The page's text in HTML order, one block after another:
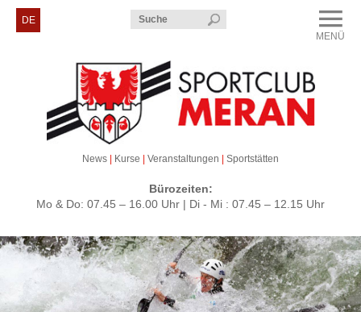
News | Kurse | Veranstaltungen | Sportstätten
Bürozeiten:
Mo & Do: 07.45 – 16.00 Uhr | Di - Mi : 07.45 – 12.15 Uhr
DE
MENÜ
CLOSE
Sportclub Meran
Kurse & Veranstaltungen
Sektionen
Service & Kontakt